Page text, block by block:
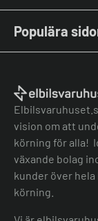
Kabelhållare
Stolpar & Fästen
Portabla Laddare
Övriga tillbehör
Kontakta oss
Vanliga frågor &
El-lexikon
Installation
Grön teknik
Lastbalansering
Köpvillkor
Köpvillkor batteri
Felanmälan
Hantera cookies
Populära
Elbilsladdare
Laddbox bäst i
Bilmärken
Jämför laddboxar
Jämför
vision om att
körning för alla!
växande bolag
kunder över
körning.